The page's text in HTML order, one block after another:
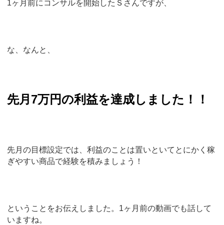
1ヶ月前にコンサルを開始したＳさんですが、
な、なんと、
先月7万円の利益を達成しました！！
先月の目標設定では、利益のことは置いといてとにかく稼
ぎやすい商品で経験を積みましょう！
ということをお伝えしました。1ヶ月前の動画でも話して
いますね。